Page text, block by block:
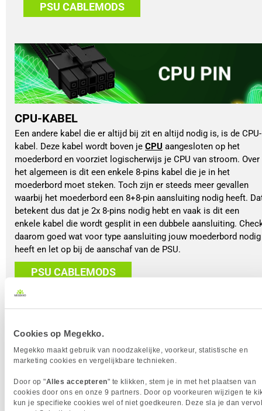
Cookies op Megekko.
Megekko maakt gebruik van noodzakelijke, voorkeur, statistische en
marketing cookies en vergelijkbare technieken.
Door op "Alles accepteren" te klikken, stem je in met het plaatsen van
cookies door ons en onze 9 partners. Door op voorkeuren wijzigen te
kun je specifieke cookies wel of niet goedkeuren. Deze sla je dan
PSU CABLEMODS
CPU-KABEL
Een andere kabel die er altijd bij zit en altijd nodig is, is de CPU-
kabel. Deze kabel wordt boven je CPU aangesloten op het
moederbord en voorziet logischerwijs je CPU van stroom. Over
het algemeen is dit een enkele 8-pins kabel die je in het
moederbord moet steken. Toch zijn er steeds meer gevallen
waarbij het moederbord een 8+8-pin aansluiting nodig heeft.
betekent dus dat je 2x 8-pins nodig hebt en vaak is dit een
enkele kabel die wordt gesplit in een dubbele aansluiting.
daarom goed wat voor type aansluiting jouw moederbord nodig
heeft en let op bij de aanschaf van de PSU.
PSU CABLEMODS
Dit is een kabel die vooral wordt gebruikt om een videokaart te
voorzien van stroom. Deze kabel komt in verschillende opties